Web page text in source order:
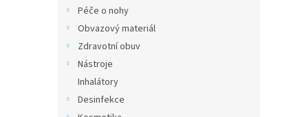
Péče o nohy
Obvazový materiál
Zdravotní obuv
Nástroje
Inhalátory
Desinfekce